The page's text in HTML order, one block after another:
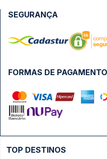
FORMAS DE PAGAMENTO
SEGURANÇA
TOP DESTINOS